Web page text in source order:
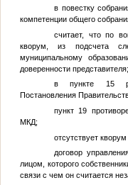
в повестку
компетенции общего
считает, что по
кворум, из подсчета
муниципальному
доверенности представителя;
в пункте 15
Постановления
пункт 19
МКД;
отсутствует
договор
лицом, которого
связи с чем он считается